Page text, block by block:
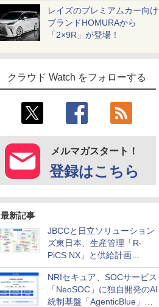
レイズのプレミアムカー向け
ブランドHOMURAから
「2×9R」が登場！
クラウド Watch をフォローする
メルマガスタート！
登録はこちら
最新記事
JBCCと日立ソリューション
ズ東日本、生産管理「R-
PiCS NX」と供給計画
「scSQUARE ISP」の連携サ
ービスを提供開始
NRIセキュア、SOCサービス
「NeoSOC」に独自開発のAI
統制基盤「AgenticBlue」を